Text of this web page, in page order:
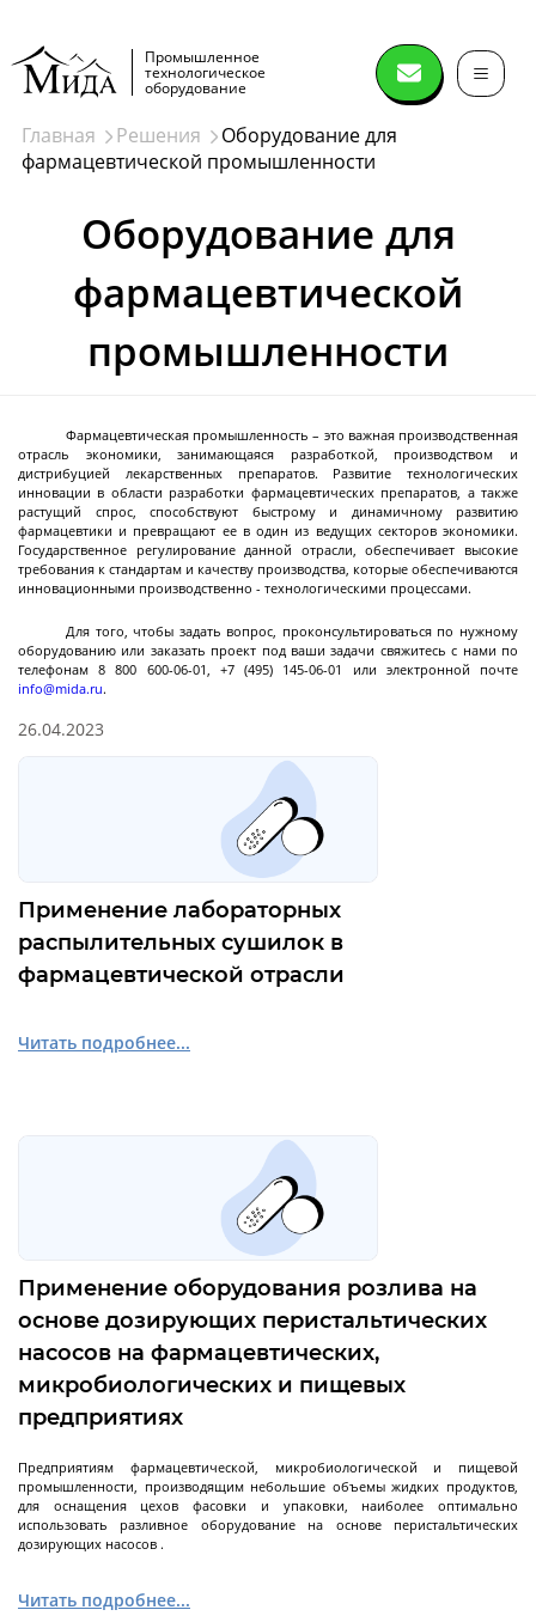
Промышленное
технологическое
оборудование
Сушильное
Распылительные сушилки
Спин флеш сушилки (spin flash dryer)
Дисковые сушилки
Лопастные вакуумные сушилки
Ленточные вакуумные сушилки
Вакуумный сушильный шкаф
Лиофильные сушилки
Конические вакуумные сушилки миксеры
Сушки в кипящем слое
Сушки в виброкипящем слое
Сушилки барабанного типа
Печи Далее
Циркуляционные
термостаты
Криостаты
Нагревающие термостаты
Криогенные машины
Промышленные чиллеры
Промышленные термостаты нагрев
Промышленные нагревающие термостаты
Система термостатирования группы
химических реакторов
Лабораторные криостаты
Лабораторные чиллеры
Лабораторные термостаты нагрев охлаждение
Далее
Фильтрующие
промышленные
центрифуги
Центрифуга на платформе с верхней
Центрифуги с верхней разгрузкой и откидным
Центрифуги с нижней выгрузкой и ножевым
съёмом осадка полуавтомат
съёмом осадка и натяжным мешком
съёмом осадка
съёмом осадка и сифоном
взрывобезопасном исполнении
выгрузкой осадка
Далее
Декантерная центрифуга для осаждения
Декантерные центрифуги во
Главная Решения
Оборудование для
фармацевтической промышленности
Оборудование для
фармацевтической
промышленности
Фармацевтическая промышленность – это важная производственная
отрасль экономики, занимающаяся разработкой, производством и
дистрибуцией лекарственных препаратов. Развитие технологических
инновации в области разработки фармацевтических препаратов, а также
растущий спрос, способствуют быстрому и динамичному развитию
фармацевтики и превращают ее в один из ведущих секторов экономики.
Государственное регулирование данной отрасли, обеспечивает высокие
требования к стандартам и качеству производства, которые обеспечиваются
инновационными производственно - технологическими процессами.
Для того, чтобы задать вопрос, проконсультироваться по нужному
оборудованию или заказать проект под ваши задачи свяжитесь с нами по
телефонам 8 800 600-06-01, +7 (495) 145-06-01 или электронной почте
info@mida.ru.
26.04.2023
Применение лабораторных
распылительных сушилок в
фармацевтической отрасли
Читать подробнее...
Применение оборудования розлива на
основе дозирующих перистальтических
насосов на фармацевтических,
микробиологических и пищевых
предприятиях
Предприятиям фармацевтической, микробиологической и пищевой
промышленности, производящим небольшие объемы жидких продуктов,
для оснащения цехов фасовки и упаковки, наиболее оптимально
использовать разливное оборудование на основе перистальтических
дозирующих насосов .
Читать подробнее...